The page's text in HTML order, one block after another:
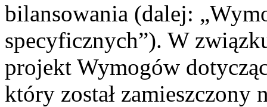
bilansowania (dalej:
specyficznych”). W
projekt Wymogów
który został zamieszczony